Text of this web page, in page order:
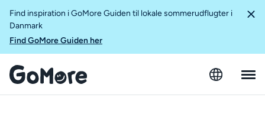
Find inspiration i GoMore Guiden til lokale sommerudflugter i
Danmark
Find GoMore Guiden her